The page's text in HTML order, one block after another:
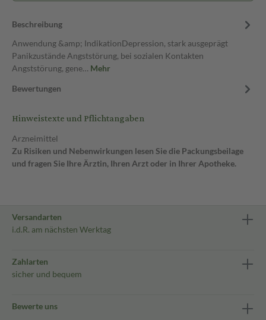
Beschreibung
Anwendung &amp; IndikationDepression, stark ausgeprägt
Panikzustände Angststörung, bei sozialen Kontakten
Angststörung, gene… Mehr
Bewertungen
Hinweistexte und Pflichtangaben
Arzneimittel
Zu Risiken und Nebenwirkungen lesen Sie die Packungsbeilage
und fragen Sie Ihre Ärztin, Ihren Arzt oder in Ihrer Apotheke.
Versandarten
i.d.R. am nächsten Werktag
Zahlarten
sicher und bequem
Bewerte uns